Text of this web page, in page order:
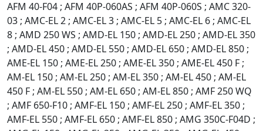
AFM 40-F04 ; AFM 40P-060AS ; AFM 40P-060S ; AMC 320-
03 ; AMC-EL 2 ; AMC-EL 3 ; AMC-EL 5 ; AMC-EL 6 ; AMC-EL
8 ; AMD 250 WS ; AMD-EL 150 ; AMD-EL 250 ; AMD-EL 350
; AMD-EL 450 ; AMD-EL 550 ; AMD-EL 650 ; AMD-EL 850 ;
AME-EL 150 ; AME-EL 250 ; AME-EL 350 ; AME-EL 450 F ;
AM-EL 150 ; AM-EL 250 ; AM-EL 350 ; AM-EL 450 ; AM-EL
450 F ; AM-EL 550 ; AM-EL 650 ; AM-EL 850 ; AMF 250 WQ
; AMF 650-F10 ; AMF-EL 150 ; AMF-EL 250 ; AMF-EL 350 ;
AMF-EL 550 ; AMF-EL 650 ; AMF-EL 850 ; AMG 350C-F04D ;